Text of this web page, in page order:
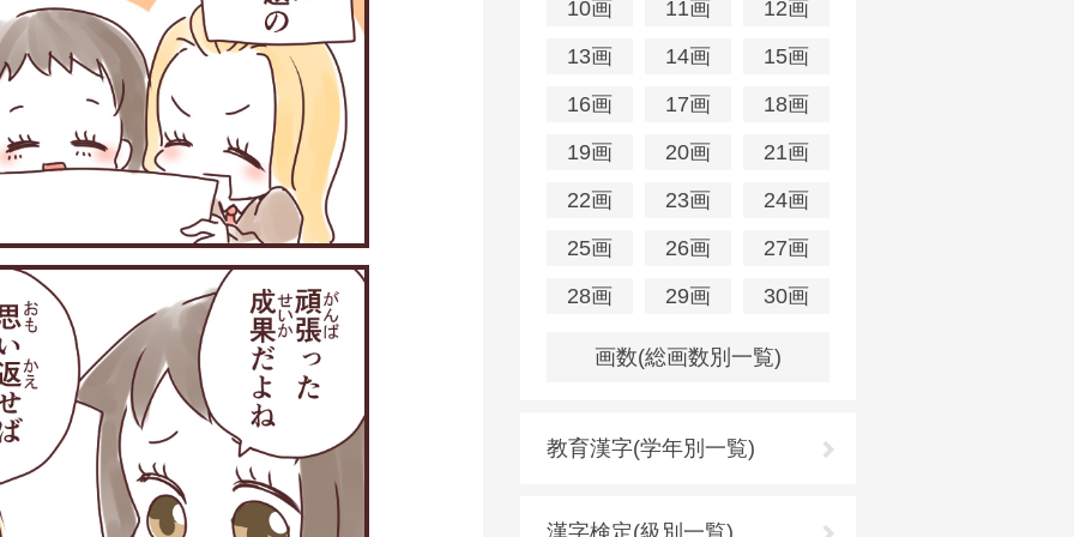
10画 11画
12画
13画
14画
15画
16画
17画
18画
19画
20画
21画
22画
23画
24画
25画
26画
27画
28画
29画 30画
画数(総画数別一覧)
教育漢字(学年別一覧)
漢字検定(級別一覧)